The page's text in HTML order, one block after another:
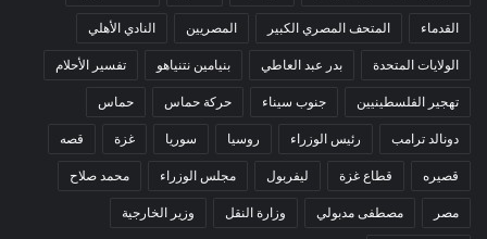
القدماء المتحف المصري الكبير المصريين النادي الأهلي
الولايات المتحدة بدر عبد العاطي بنيامين نتنياهو تفسير الأحلام
تهجير الفلسطينيين جنوب سيناء حركة حماس حماس
دونالد ترامب رئيس الوزراء روسيا سوريا غزة قصه
قصيره قطاع غزة ليفربول مجلس الوزراء محمد صلاح
مصر مصطفى مدبولي وزارة النقل وزير الخارجية